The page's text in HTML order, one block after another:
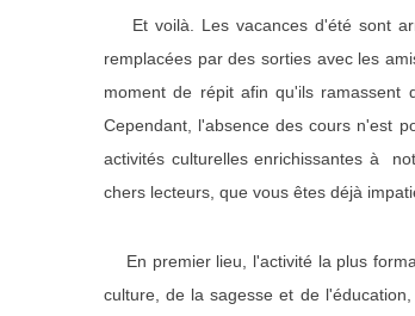
Et voilà. Les vacances d'été sont
remplacées par des sorties avec les
moment de répit afin qu'ils ramassent
Cependant, l'absence des cours n'est
activités culturelles enrichissantes à
chers lecteurs, que vous êtes déjà
En premier lieu, l'activité la plus
culture, de la sagesse et de